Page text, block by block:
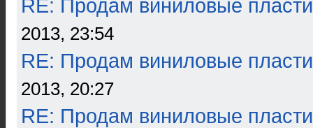
RE: Продам виниловые
2013, 23:54
RE: Продам виниловые
2013, 20:27
RE: Продам виниловые